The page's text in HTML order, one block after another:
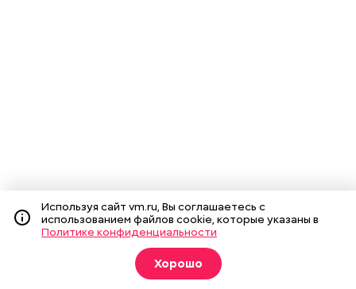
Используя сайт vm.ru, Вы соглашаетесь с
использованием файлов cookie, которые указаны в
Политике конфиденциальности
Хорошо